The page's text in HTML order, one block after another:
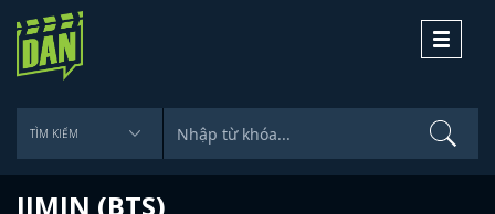
Toggle
JIMIN (BTS)